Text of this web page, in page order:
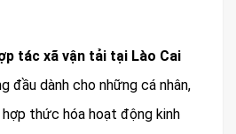
tác xã vận tải tại Lào Cai
đầu dành cho những cá nhân,
thức hóa hoạt động kinh